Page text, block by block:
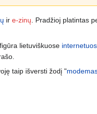
ir e-zinų . Pradžioj platintas
lietuviškuose
taip išversti žodį "